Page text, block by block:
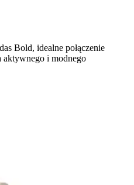
Bold, idealne połączenie
aktywnego i modnego